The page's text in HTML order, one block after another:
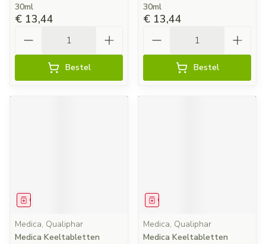
30ml
€ 13,44
Bestel
30ml
€ 13,44
Bestel
Geneesmiddel
Medica, Qualiphar
Medica Keeltabletten
Geneesmiddel
Medica, Qualiphar
Medica Keeltabletten